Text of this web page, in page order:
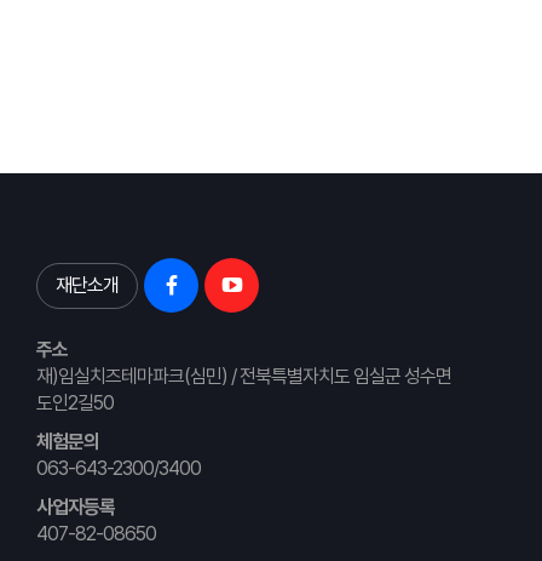
재단소개
주소
재)임실치즈테마파크(심민) / 전북특별자치도 임실군 성수면
도인2길50
체험문의
063-643-2300/3400
사업자등록
407-82-08650